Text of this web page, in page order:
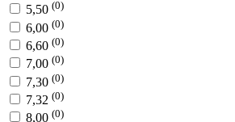
5,50 (0)
6,00 (0)
6,60 (0)
7,00 (0)
7,30 (0)
7,32 (0)
8,00 (0)